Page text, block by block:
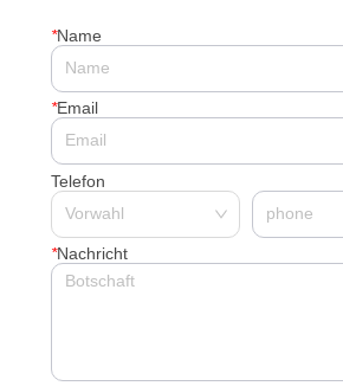
*Name
*Email
Telefon
*Nachricht